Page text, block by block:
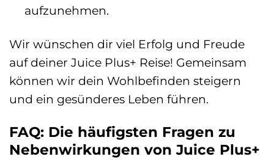
aufzunehmen.
Wir wünschen dir viel Erfolg und Freude
auf deiner Juice Plus+ Reise! Gemeinsam
können wir dein Wohlbefinden steigern
und ein gesünderes Leben führen.
FAQ: Die häufigsten Fragen zu
Nebenwirkungen von Juice Plus+